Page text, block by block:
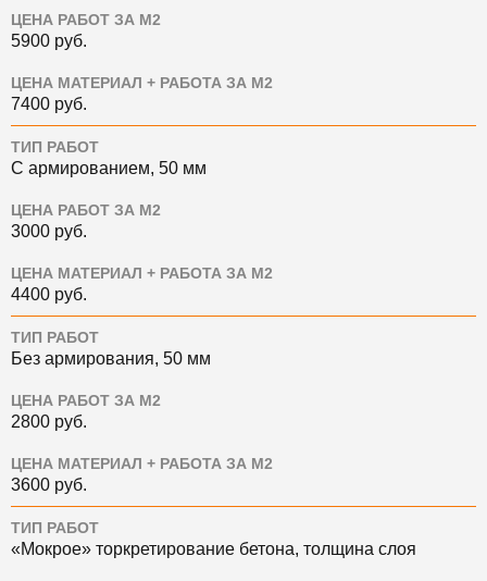
ЦЕНА РАБОТ ЗА М2
5900 руб.
ЦЕНА МАТЕРИАЛ + РАБОТА ЗА М2
7400 руб.
ТИП РАБОТ
С армированием, 50 мм
ЦЕНА РАБОТ ЗА М2
3000 руб.
ЦЕНА МАТЕРИАЛ + РАБОТА ЗА М2
4400 руб.
ТИП РАБОТ
Без армирования, 50 мм
ЦЕНА РАБОТ ЗА М2
2800 руб.
ЦЕНА МАТЕРИАЛ + РАБОТА ЗА М2
3600 руб.
ТИП РАБОТ
«Мокрое» торкретирование бетона, толщина слоя